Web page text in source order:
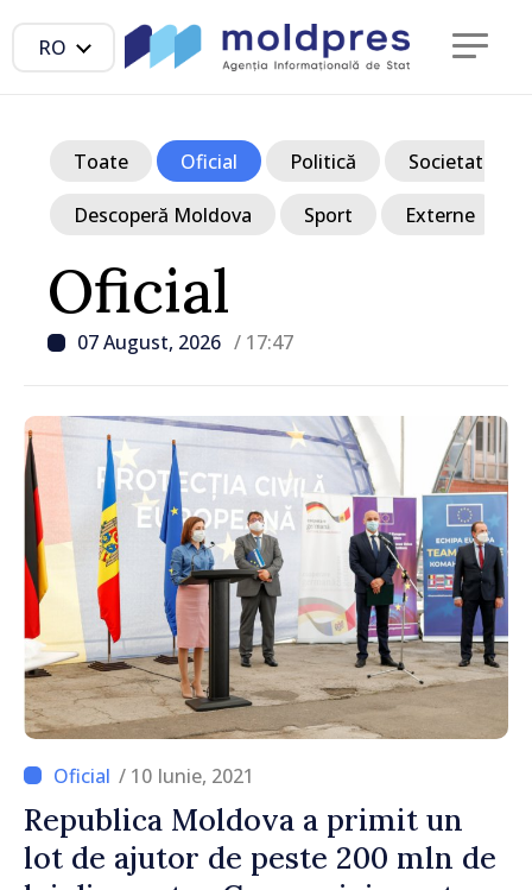
RO
Oficial
07 August, 2026 / 17:47
Toate Oficial Politică Societate
Descoperă Moldova Sport Externe
/ 10 Iunie, 2021
Republica Moldova a primit un
lot de ajutor de peste 200 mln de